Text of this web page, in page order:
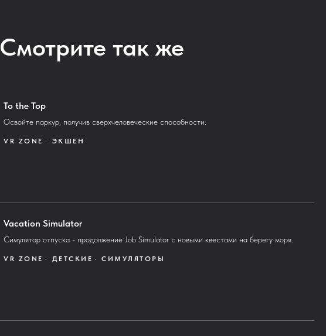
Смотрите так же
To the Top
Освойте паркур, получив сверхчеловеческие способности.
VR ZONE ЭКШЕН
Vacation Simulator
Симулятор отпуска - продолжение Job Simulator с новыми квестами на берегу моря.
VR ZONE ДЕТСКИЕ СИМУЛЯТОРЫ